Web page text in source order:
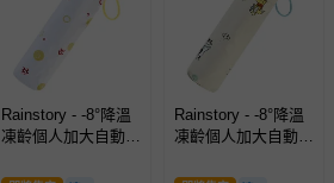
Rainstory - -8°降溫
凍齡個人加大自動
Rainstory - -8°降溫
凍齡個人加大自動